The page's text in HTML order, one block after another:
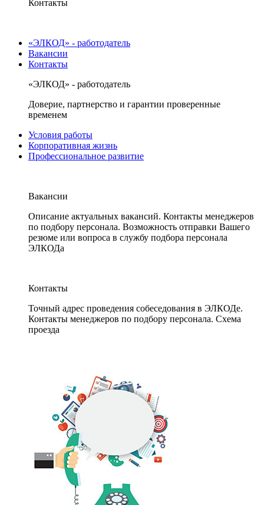
Контакты
«ЭЛКОД» - работодатель
Вакансии
Контакты
«ЭЛКОД» - работодатель
Доверие, партнерство и гарантии проверенные
временем
Условия работы
Корпоративная жизнь
Профессиональное развитие
Вакансии
Описание актуальных вакансий. Контакты менеджеров
по подбору персонала. Возможность отправки Вашего
резюме или вопроса в службу подбора персонала
ЭЛКОДа
Контакты
Точный адрес проведения собеседования в ЭЛКОДе.
Контакты менеджеров по подбору персонала. Схема
проезда